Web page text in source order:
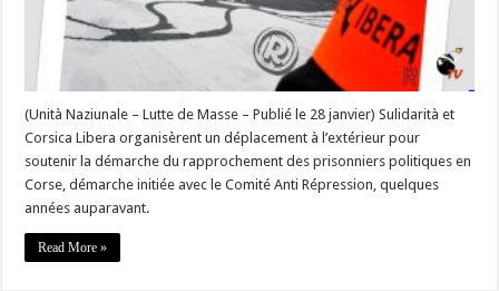
soutien
aux
prisonniers
politiques
#Corse
#StoriaLLN
(Unità Naziunale – Lutte de Masse – Publié le 28 janvier) Sulidarità et
Corsica Libera organisèrent un déplacement à l’extérieur pour
soutenir la démarche du rapprochement des prisonniers politiques en
Corse, démarche initiée avec le Comité Anti Répression, quelques
années auparavant.
Read More »